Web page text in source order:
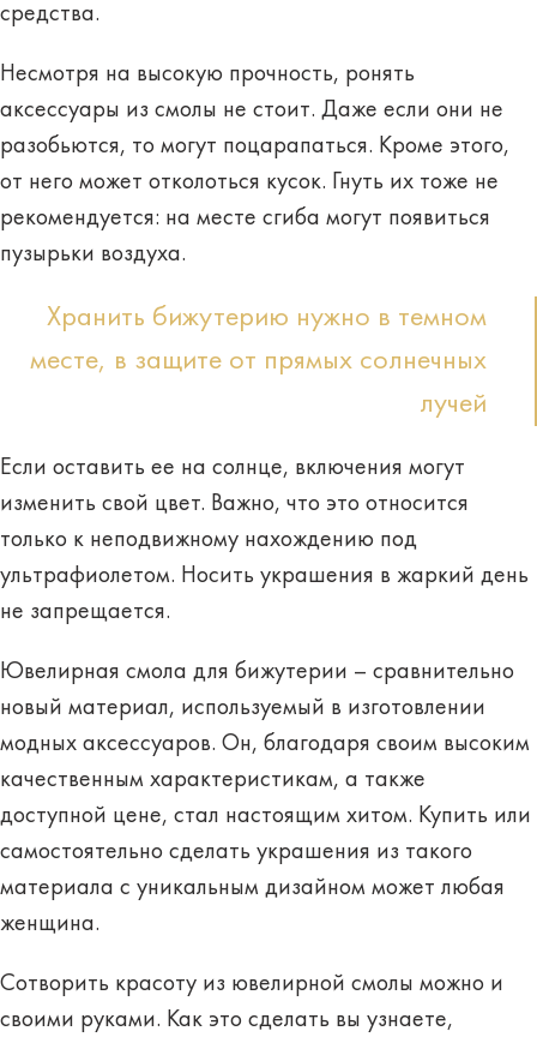
средства.
Несмотря на высокую прочность, ронять
аксессуары из смолы не стоит. Даже если они не
разобьются, то могут поцарапаться. Кроме этого,
от него может отколоться кусок. Гнуть их тоже не
рекомендуется: на месте сгиба могут появиться
пузырьки воздуха.
Хранить бижутерию нужно в темном
месте, в защите от прямых солнечных
лучей
Если оставить ее на солнце, включения могут
изменить свой цвет. Важно, что это относится
только к неподвижному нахождению под
ультрафиолетом. Носить украшения в жаркий день
не запрещается.
Ювелирная смола для бижутерии – сравнительно
новый материал, используемый в изготовлении
модных аксессуаров. Он, благодаря своим высоким
качественным характеристикам, а также
доступной цене, стал настоящим хитом. Купить или
самостоятельно сделать украшения из такого
материала с уникальным дизайном может любая
женщина.
Сотворить красоту из ювелирной смолы можно и
своими руками. Как это сделать вы узнаете,